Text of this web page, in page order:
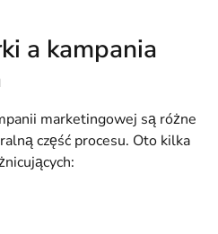
a kampania
marketingowej są różne
część procesu. Oto kilka